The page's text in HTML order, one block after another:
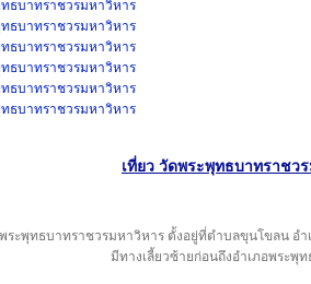
เที่ยว วัดพระพุทธบาทราชว
ระพุทธบาทราชวรมหาวิหาร ตั้งอยู่ที่ตำบลขุนโขลน อ
มีทางเลี้ยวซ้ายก่อนถึงอำเภอพระพุ